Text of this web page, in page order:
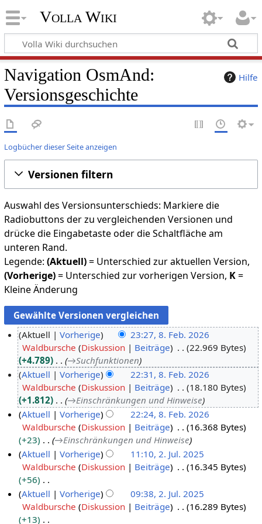
Volla Wiki
Hilfe
Navigation OsmAnd:
Versionsgeschichte
Logbücher dieser Seite anzeigen
Versionen filtern
Auswahl des Versionsunterschieds: Markiere die
Radiobuttons der zu vergleichenden Versionen und
drücke die Eingabetaste oder die Schaltfläche am
unteren Rand.
Legende: (Aktuell)= Unterschied zur aktuellen Version,
(Vorherige)= Unterschied zur vorherigen Version, K=
Kleine Änderung
F
2
Aktuell Vorherige
23:27, 8. Feb. 2026
Waldbursche Diskussion Beiträge
22.969 Bytes
+4.789
→Suchfunktionen
Aktuell
Vorherige
22:31, 8. Feb. 2026
Waldbursche Diskussion Beiträge
18.180 Bytes
+1.812
→Einschränkungen und Hinweise
Aktuell
Vorherige
22:24, 8. Feb. 2026
Waldbursche Diskussion Beiträge
16.368 Bytes
+23
→Einschränkungen und Hinweise
J
Aktuell Vorherige
11:10, 2. Jul. 2025
Waldbursche Diskussion Beiträge
16.345 Bytes
+56
K
e
i
Aktuell Vorherige
09:38, 2. Jul. 2025
Waldbursche Diskussion Beiträge
16.289 Bytes
+13